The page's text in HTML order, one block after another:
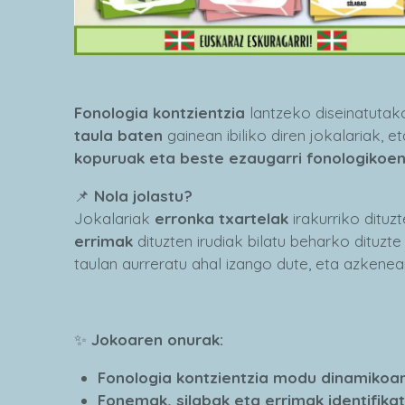
Fonologia kontzientzia lantzeko
taula baten gainean ibiliko diren jokalariak,
kopuruak eta beste ezaugarri fonologikoen
📌 Nola jolastu?
Jokalariak erronka txartelak irakurriko
errimak dituzten irudiak bilatu beharko
taulan aurreratu ahal izango dute, eta
✨ Jokoaren onurak:
Fonologia kontzientzia modu
Fonemak, silabak eta errimak